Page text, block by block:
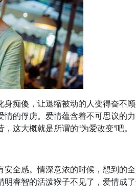
痴傻，让退缩被动的人变得奋不
的俘虏。爱情蕴含着不可思议的
这大概就是所谓的“为爱改变”吧。
全感。情深意浓的时候，想到的
睿智的活泼猴子不见了，爱情成